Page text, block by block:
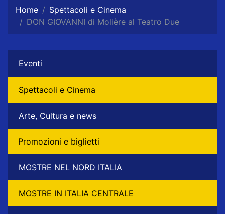
Home
Spettacoli e Cinema
DON GIOVANNI di Molière al Teatro Due
Eventi
Spettacoli e Cinema
Arte, Cultura e news
Promozioni e biglietti
MOSTRE NEL NORD ITALIA
MOSTRE IN ITALIA CENTRALE